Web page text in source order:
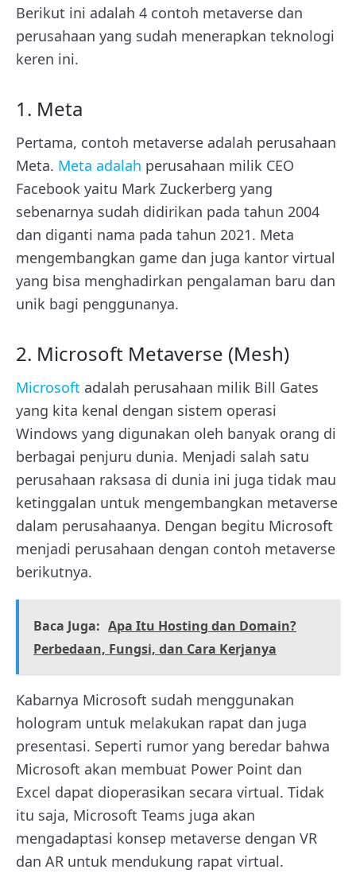
Berikut ini adalah 4 contoh metaverse dan
perusahaan yang sudah menerapkan teknologi
keren ini.
1. Meta
Pertama, contoh metaverse adalah perusahaan
Meta. Meta adalah perusahaan milik CEO
Facebook yaitu Mark Zuckerberg yang
sebenarnya sudah didirikan pada tahun 2004
dan diganti nama pada tahun 2021. Meta
mengembangkan game dan juga kantor virtual
yang bisa menghadirkan pengalaman baru dan
unik bagi penggunanya.
2. Microsoft Metaverse (Mesh)
Microsoft adalah perusahaan milik Bill Gates
yang kita kenal dengan sistem operasi
Windows yang digunakan oleh banyak orang di
berbagai penjuru dunia. Menjadi salah satu
perusahaan raksasa di dunia ini juga tidak mau
ketinggalan untuk mengembangkan metaverse
dalam perusahaanya. Dengan begitu Microsoft
menjadi perusahaan dengan contoh metaverse
berikutnya.
Baca Juga: Apa Itu Hosting dan Domain?
Perbedaan, Fungsi, dan Cara Kerjanya
Kabarnya Microsoft sudah menggunakan
hologram untuk melakukan rapat dan juga
presentasi. Seperti rumor yang beredar bahwa
Microsoft akan membuat Power Point dan
Excel dapat dioperasikan secara virtual. Tidak
itu saja, Microsoft Teams juga akan
mengadaptasi konsep metaverse dengan VR
dan AR untuk mendukung rapat virtual.